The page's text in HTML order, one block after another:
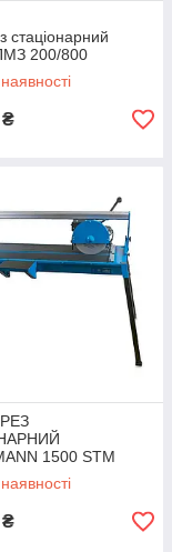
стаціонарний
200/800
₴
1500 STM
₴